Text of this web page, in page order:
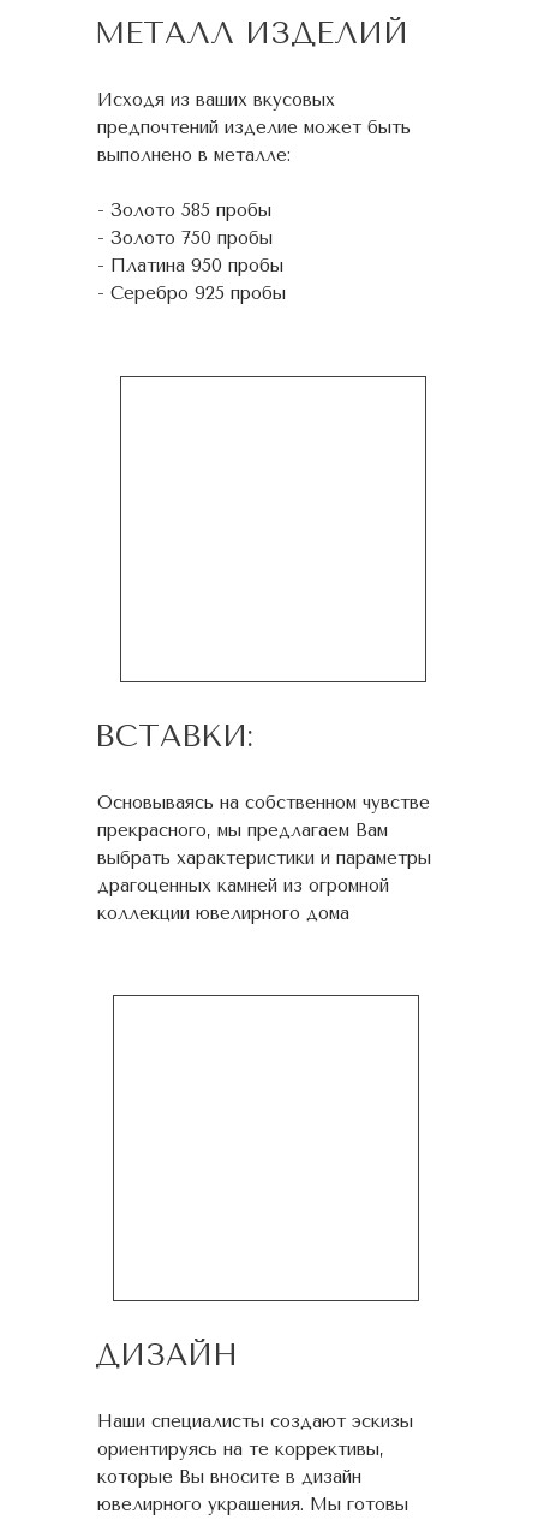
МЕТАЛЛ ИЗДЕЛИЙ
Исходя из ваших вкусовых
предпочтений изделие может быть
выполнено в металле:
- Золото 585 пробы
- Золото 750 пробы
- Платина 950 пробы
- Серебро 925 пробы
ВСТАВКИ:
Основываясь на собственном чувстве
прекрасного, мы предлагаем Вам
выбрать характеристики и параметры
драгоценных камней из огромной
коллекции ювелирного дома
ДИЗАЙН
Наши специалисты создают эскизы
ориентируясь на те коррективы,
которые Вы вносите в дизайн
ювелирного украшения. Мы готовы